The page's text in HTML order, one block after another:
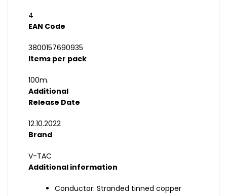
4
EAN Code
3800157690935
Items per pack
100m.
Additional
Release Date
12.10.2022
Brand
V-TAC
Additional information
Conductor: Stranded tinned copper